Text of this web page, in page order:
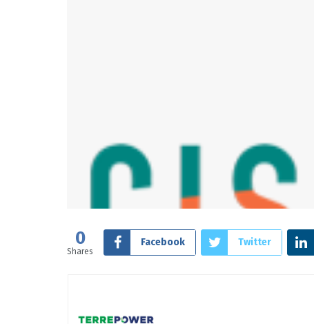
0
Shares
Facebook Twitter